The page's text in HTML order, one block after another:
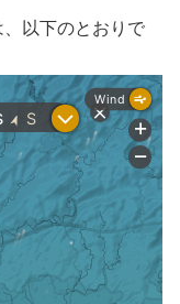
以下のとおりで